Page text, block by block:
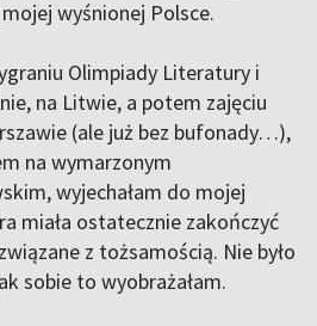
wyśnionej Polsce.
Olimpiady Literatury i
na Litwie, a potem zajęciu
(ale już bez bufonady…),
na wymarzonym
wyjechałam do mojej
miała ostatecznie zakończyć
z tożsamością. Nie było
sobie to wyobrażałam.